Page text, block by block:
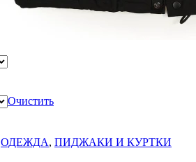
Очистить
ОДЕЖДА, ПИДЖАКИ И КУРТКИ